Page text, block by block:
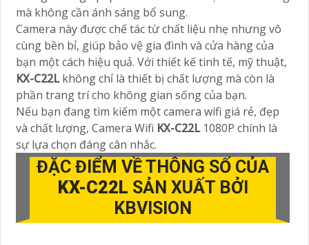
mà không cần ánh sáng bổ sung.
Camera này được chế tác từ chất liệu nhẹ nhưng vô
cùng bền bỉ, giúp bảo vệ gia đình và cửa hàng của
bạn một cách hiệu quả. Với thiết kế tinh tế, mỹ thuật,
KX-C22Lkhông chỉ là thiết bị chất lượng mà còn là
phần trang trí cho không gian sống của bạn.
Nếu bạn đang tìm kiếm một camera wifi giá rẻ, đẹp
và chất lượng, Camera Wifi KX-C22L 1080P chính là
sự lựa chọn đáng cân nhắc.
ĐẶC ĐIỂM VỀ THÔNG SỐ CỦA
KX-C22L SẢN XUẤT BỞI
KBVISION